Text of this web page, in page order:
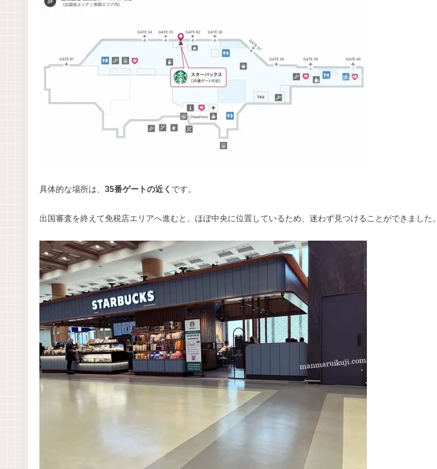
具体的な場所は、 35番ゲートの近く です。
出国審査を終えて免税店エリアへ進むと、ほぼ中央に位置しているため、迷わず見つけることができました。